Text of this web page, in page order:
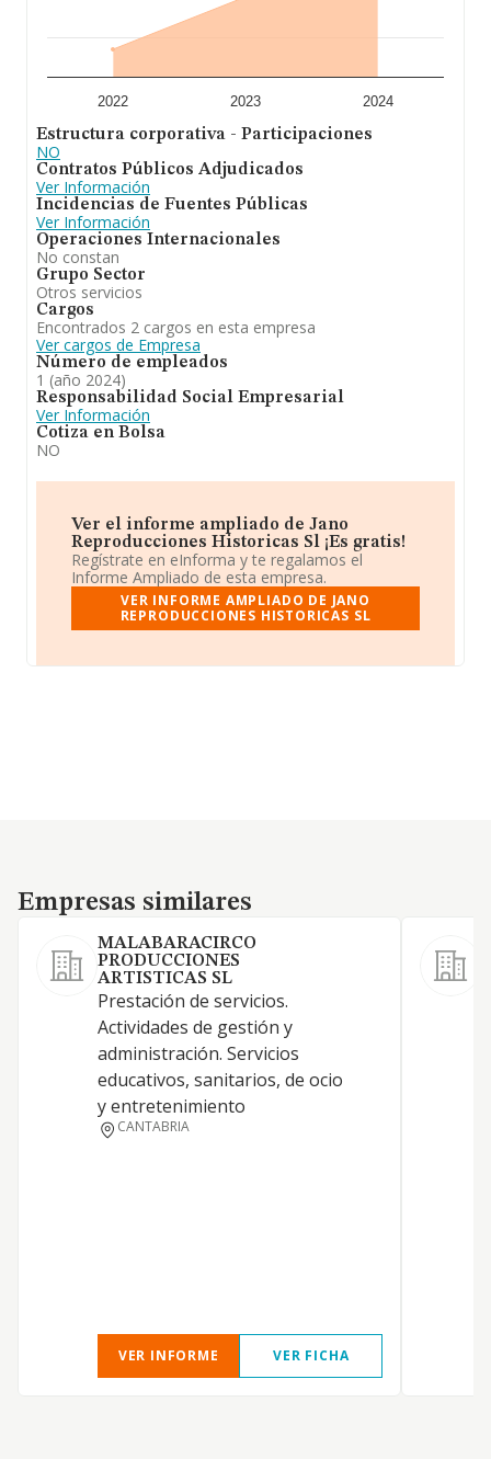
2022 2023 2024
Estructura corporativa - Participaciones
NO
Contratos Públicos Adjudicados
Ver Información
Incidencias de Fuentes Públicas
Ver Información
Operaciones Internacionales
No constan
Grupo Sector
Otros servicios
Cargos
Encontrados 2 cargos en esta empresa
Ver cargos de Empresa
Número de empleados
1 (año 2024)
Responsabilidad Social Empresarial
Ver Información
Cotiza en Bolsa
NO
Ver el informe ampliado de Jano
Reproducciones Historicas Sl ¡Es gratis!
Regístrate en eInforma y te regalamos el
Informe Ampliado de esta empresa.
VER INFORME AMPLIADO DE JANO
REPRODUCCIONES HISTORICAS SL
Empresas similares
Empresas similares
MALABARACIRCO
PRODUCCIONES
ARTISTICAS SL
Prestación de servicios.
Actividades de gestión y
administración. Servicios
educativos, sanitarios, de ocio
y entretenimiento
CANTABRIA
VER INFORME VER FICHA